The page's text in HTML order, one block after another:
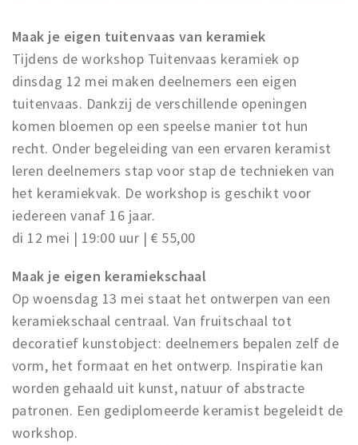
Trips & activities
Student routes
Nature
Party pics
Hotels
Recreation
Shops
Parking
Sign in
Maak je eigen tuitenvaas van keramiek
Tijdens de workshop Tuitenvaas keramiek op
dinsdag 12 mei maken deelnemers een eigen
tuitenvaas. Dankzij de verschillende openingen
komen bloemen op een speelse manier tot hun
recht. Onder begeleiding van een ervaren keramist
leren deelnemers stap voor stap de technieken van
het keramiekvak. De workshop is geschikt voor
iedereen vanaf 16 jaar.
di 12 mei | 19:00 uur | € 55,00
Maak je eigen keramiekschaal
Op woensdag 13 mei staat het ontwerpen van een
keramiekschaal centraal. Van fruitschaal tot
decoratief kunstobject: deelnemers bepalen zelf de
vorm, het formaat en het ontwerp. Inspiratie kan
worden gehaald uit kunst, natuur of abstracte
patronen. Een gediplomeerde keramist begeleidt de
workshop.